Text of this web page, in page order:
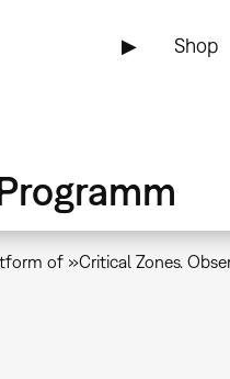
▶ Shop
of »Critical Zones.